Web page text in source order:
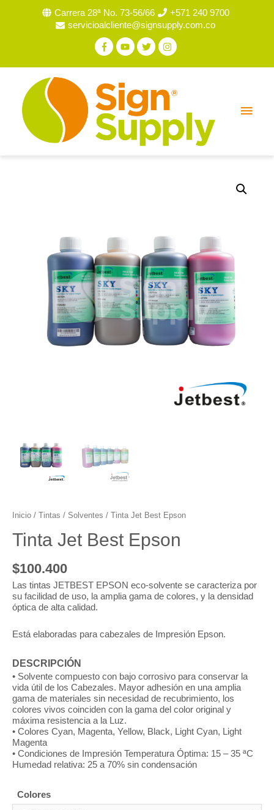
Carrera 28ª No. 73-56/66
+571 240 9700
servicioalcliente@signsupply.com.co
Inicio / Tintas / Solventes / Tinta Jet Best Epson
Tinta Jet Best Epson
$100.400
Las tintas JETBEST EPSON eco-solvente se caracteriza por
su facilidad de uso, la amplia gama de colores, y la densidad
óptica de alta calidad.
Está elaboradas para cabezales de Impresión Epson.
DESCRIPCIÓN
• Solvente compuesto con bajo corrosivo para conservar la
vida útil de los Cabezales. Mayor adhesión en una amplia
gama de materiales sin necesidad de recubrimiento, los
colores vivos coinciden con la gama del color original y
máxima resistencia a la Luz.
• Colores Cyan, Magenta, Yellow, Black, Light Cyan, Light
Magenta
• Condiciones de Impresión Temperatura Óptima: 15 – 35 ªC
Humedad relativa: 25 a 70% sin condensación
Colores